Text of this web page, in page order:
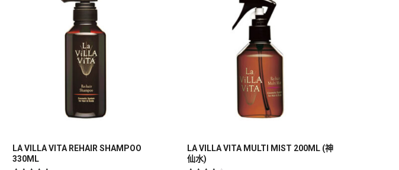
LA VILLA VITA REHAIR SHAMPOO
330ML
LA VILLA VITA MULTI MIST 200ML (神
仙水)